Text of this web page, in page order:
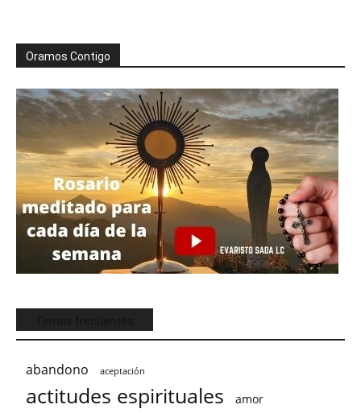
Oramos Contigo
abandono aceptación
actitudes espirituales amor